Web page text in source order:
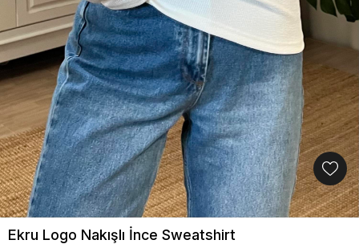
Ekru Logo Nakışlı İnce Sweatshirt